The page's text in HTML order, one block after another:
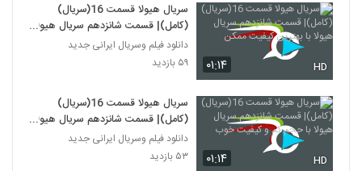
۰۱:۱۴ HD
سریال هیولا قسمت 16(سریال)
(کامل)| قسمت شانزدهم سریال هیولا
با بهترین کیفیت ممکن
دانلود فیلم وسریال ایرانی جدید
۵۹ بازدید
۰۱:۱۴ HD
سریال هیولا قسمت 16(سریال)
(کامل)| قسمت شانزدهم سریال هیولا
با حجم کم و کیفیت خوب
دانلود فیلم وسریال ایرانی جدید
۵۳ بازدید